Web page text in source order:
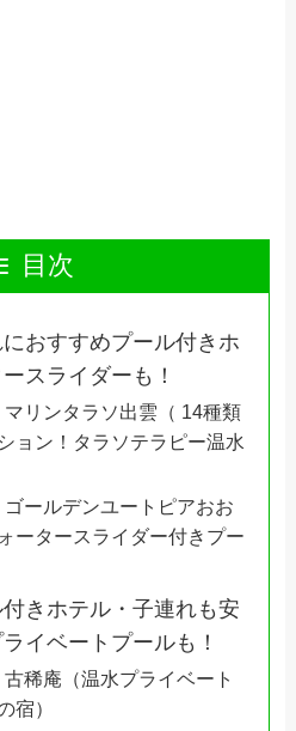
目次
におすすめプール付きホ
スライダーも！
マリンタラソ出雲（ 14種類
ョン！タラソテラピー温水
ゴールデンユートピアおお
ータースライダー付きプー
付きホテル・子連れも安
イベートプールも！
古稀庵（温水プライベート
宿）